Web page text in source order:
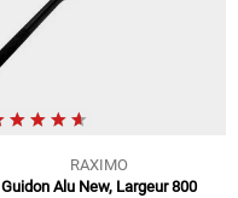
RAXIMO
Guidon Alu New, Largeur 800